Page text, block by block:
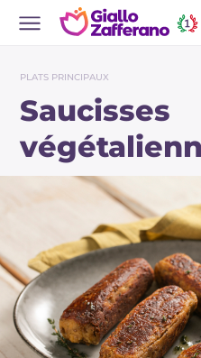
PLATS PRINCIPAUX
Saucisses